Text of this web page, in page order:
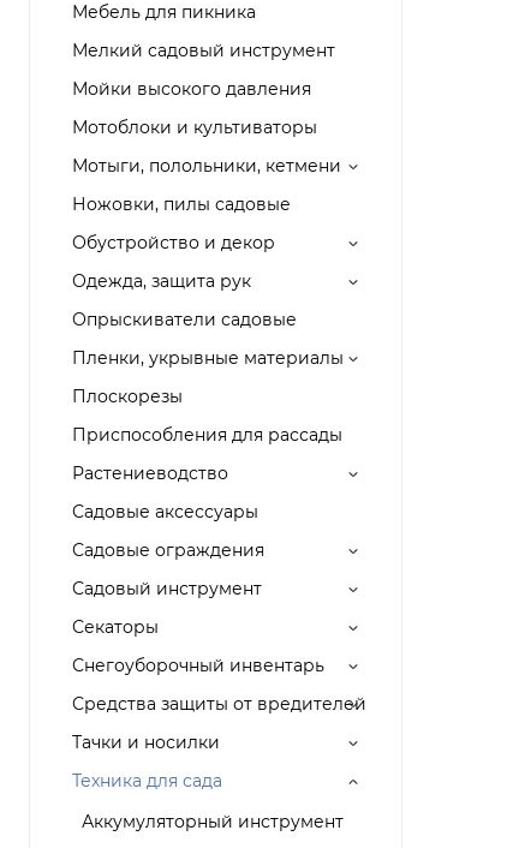
Мебель для пикника
Мелкий садовый инструмент
Мойки высокого давления
Мотоблоки и культиваторы
Мотыги, полольники, кетмени
Ножовки, пилы садовые
Обустройство и декор
Одежда, защита рук
Опрыскиватели садовые
Пленки, укрывные материалы
Плоскорезы
Приспособления для рассады
Растениеводство
Садовые аксессуары
Садовые ограждения
Садовый инструмент
Секаторы
Снегоуборочный инвентарь
Средства защиты от вредителей
Тачки и носилки
Техника для сада
Аккумуляторный инструмент